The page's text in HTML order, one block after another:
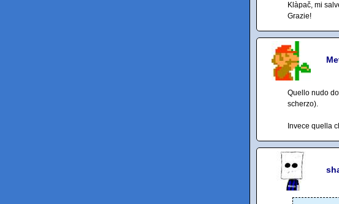
Klàpač, mi
Grazie!
Quello nudo
scherzo).
Invece quella